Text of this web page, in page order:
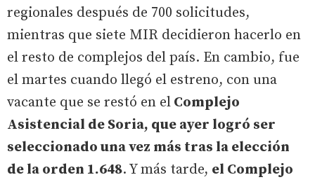
regionales después de 700 solicitudes,
mientras que siete MIR decidieron hacerlo en
el resto de complejos del país. En cambio, fue
el martes cuando llegó el estreno, con una
vacante que se restó en el Complejo
Asistencial de Soria, que ayer logró ser
seleccionado una vez más tras la elección
de la orden 1.648. Y más tarde, el Complejo